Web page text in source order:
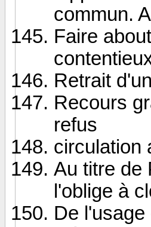
commun.
Faire
Retrait
Recours
refus
circulation
Au titre de
l'oblige à
De